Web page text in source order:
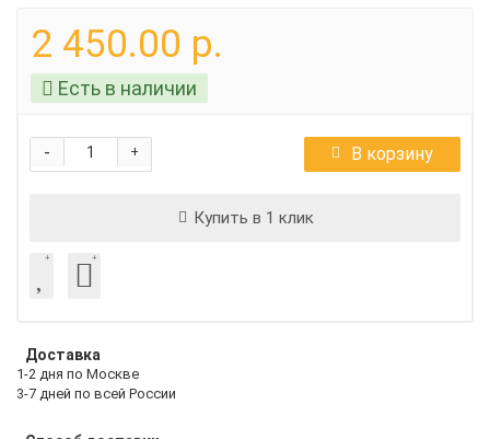
2 450.00 р.
Есть в наличии
+
- В корзину
Купить в 1 клик
Доставка
1-2 дня по Москве
3-7 дней по всей России